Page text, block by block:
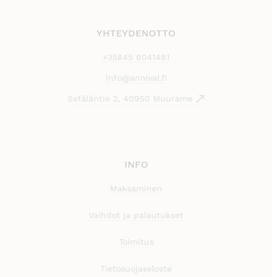
YHTEYDENOTTO
+35845 8041481
info@annival.fi
Setäläntie 2, 40950 Muurame
INFO
Maksaminen
Vaihdot ja palautukset
Toimitus
Tietosuojaseloste